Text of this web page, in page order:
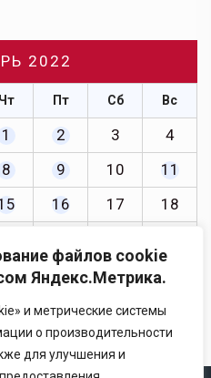
файлов cookie
Яндекс.Метрика.
и метрические системы
о производительности
для улучшения и
2022
Чт Пт Сб Вс
1 2 3
4
8 9 10
11
16 17
18
30
31